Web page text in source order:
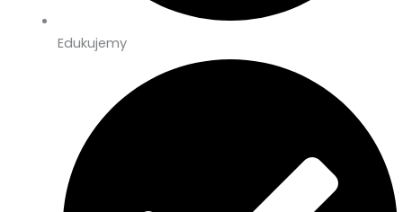
Edukujemy